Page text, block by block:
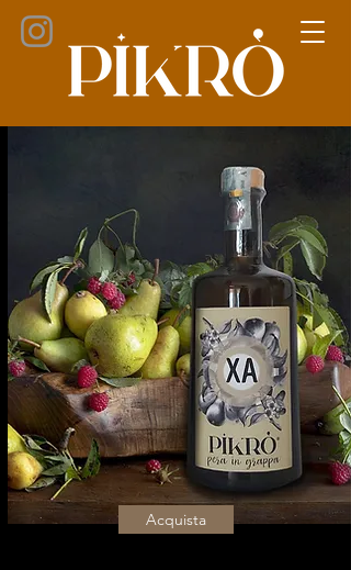
Acquista